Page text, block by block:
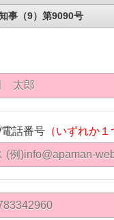
事（9）第9090号
話番号 （いずれか１